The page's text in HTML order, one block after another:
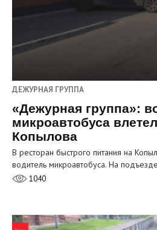
ДЕЖУРНАЯ ГРУППА
«Дежурная группа»:
микроавтобуса
Копылова
В ресторан быстрого питания на
водитель микроавтобуса. На
1040